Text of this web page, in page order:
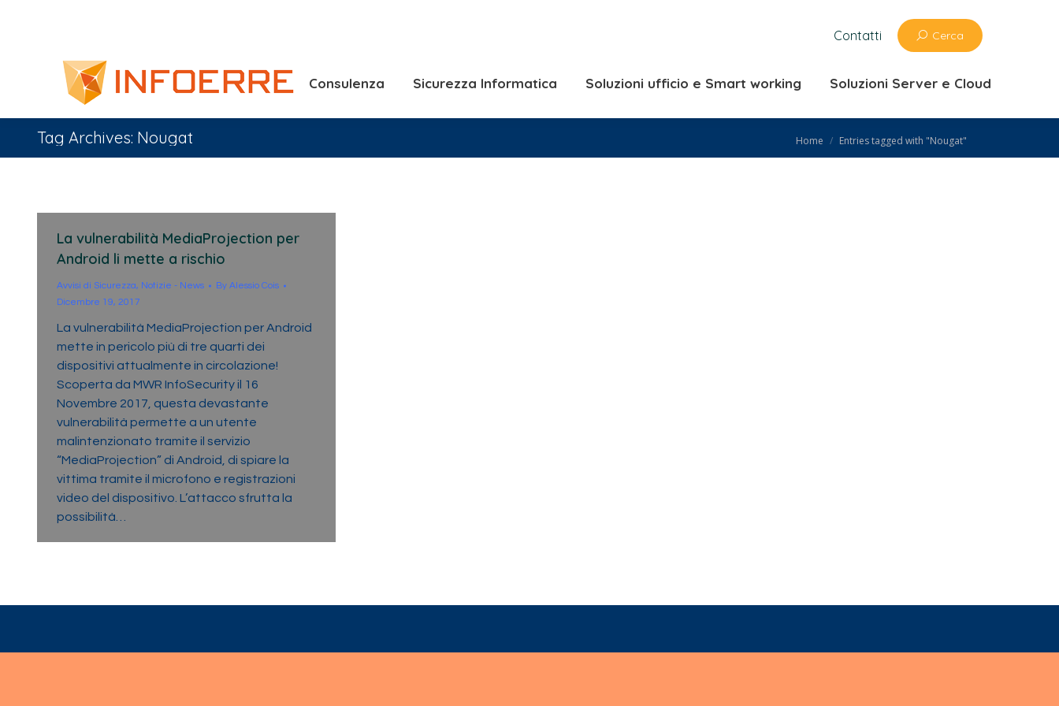
Contatti Cerca
Consulenza Sicurezza Informatica Soluzioni ufficio e Smart working Soluzioni Server e Cloud
Tag Archives: Nougat You are here:
Home Entries tagged with "Nougat"
La vulnerabilità MediaProjection per
Android li mette a rischio
Avvisi di Sicurezza, Notizie - News By Alessio Cois
Dicembre 19, 2017
La vulnerabilità MediaProjection per Android
mette in pericolo più di tre quarti dei
dispositivi attualmente in circolazione!
Scoperta da MWR InfoSecurity il 16
Novembre 2017, questa devastante
vulnerabilità permette a un utente
malintenzionato tramite il servizio
“MediaProjection” di Android, di spiare la
vittima tramite il microfono e registrazioni
video del dispositivo. L’attacco sfrutta la
possibilità…
Soluzioni Server e Cloud